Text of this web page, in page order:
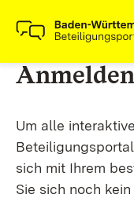
Anmelden
Um alle
sich mit Ihrem
Sie sich noch